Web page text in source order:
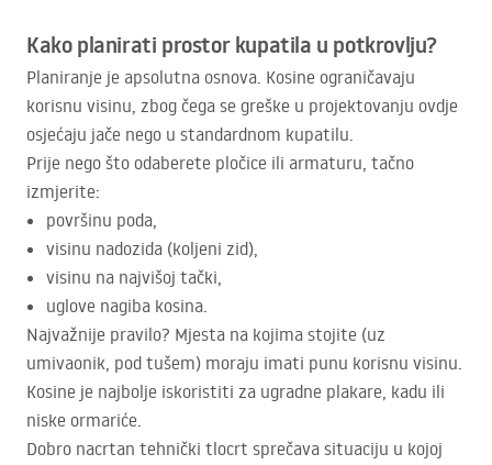
Kako planirati prostor kupatila u potkrovlju?
Planiranje je apsolutna osnova. Kosine ograničavaju
korisnu visinu, zbog čega se greške u projektovanju ovdje
osjećaju jače nego u standardnom kupatilu.
Prije nego što odaberete pločice ili armaturu, tačno
izmjerite:
površinu poda,
visinu nadozida (koljeni zid),
visinu na najvišoj tački,
uglove nagiba kosina.
Najvažnije pravilo? Mjesta na kojima stojite (uz
umivaonik, pod tušem) moraju imati punu korisnu visinu.
Kosine je najbolje iskoristiti za ugradne plakare, kadu ili
niske ormariće.
Dobro nacrtan tehnički tlocrt sprečava situaciju u kojoj